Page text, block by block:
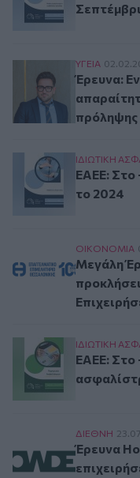
Έρευνα:
ΥΓΕΙΑ
Έρευνα:
πρόληψης
ΕΑΕΕ: Στο
ΙΔΙΩΤΙΚΗ
ΕΑΕΕ: Στο
το 2024
Μεγάλη
ΟΙΚΟΝΟΜΙΑ
Μεγάλη
ΕΑΕΕ: Στο
ΙΔΙΩΤΙΚΗ
ΕΑΕΕ: Στο
Έρευνα
ΔΙΕΘΝΗ
Έρευνα